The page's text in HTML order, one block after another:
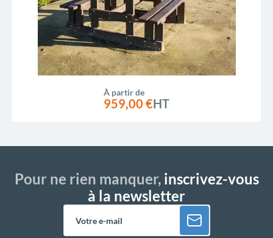
À partir de
959,00 €HT
Pour ne rien manquer,inscrivez-vous
à la newsletter